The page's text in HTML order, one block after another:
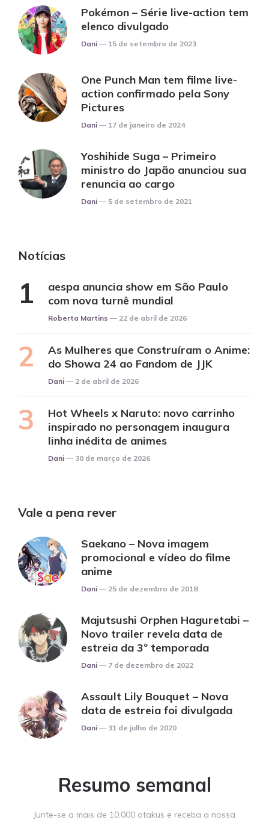
Pokémon – Série live-action tem
elenco divulgado
Posted
Dani 15 de setembro de 2023
One Punch Man tem filme live-
action confirmado pela Sony
Pictures
Posted
Dani 17 de janeiro de 2024
Yoshihide Suga – Primeiro
ministro do Japão anunciou sua
renuncia ao cargo
Posted
Dani 5 de setembro de 2021
Notícias
aespa anuncia show em São Paulo
com nova turnê mundial
Posted
Roberta Martins 22 de abril de 2026
As Mulheres que Construíram o Anime:
do Showa 24 ao Fandom de JJK
Posted
Dani 2 de abril de 2026
Hot Wheels x Naruto: novo carrinho
inspirado no personagem inaugura
linha inédita de animes
Posted
Dani 30 de março de 2026
Vale a pena rever
Saekano – Nova imagem
promocional e vídeo do filme
anime
Posted
Dani 25 de dezembro de 2018
Majutsushi Orphen Haguretabi –
Novo trailer revela data de
estreia da 3º temporada
Posted
Dani 7 de dezembro de 2022
Assault Lily Bouquet – Nova
data de estreia foi divulgada
Posted
Dani 31 de julho de 2020
Resumo semanal
Junte-se a mais de 10.000 otakus e receba a nossa